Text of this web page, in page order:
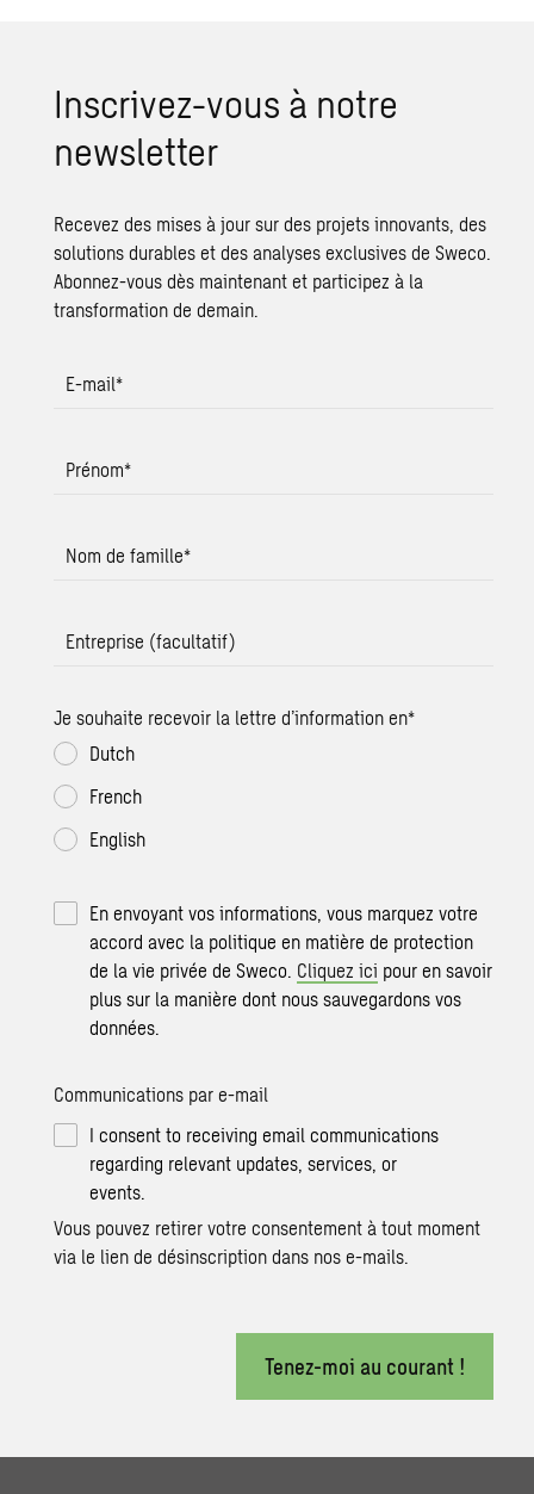
Ins­cri­vez-vous à notre
news­let­ter
Recevez des mises à jour sur des projets innovants, des
solutions durables et des analyses exclusives de Sweco.
Abonnez-vous dès maintenant et participez à la
transformation de demain.
E-mail*
Prénom*
Nom de famille*
Entreprise (facultatif)
Je souhaite recevoir la lettre d’information en*
Dutch
French
English
En envoyant vos informations, vous marquez votre
accord avec la politique en matière de protection
de la vie privée de Sweco. Cliquez ici pour en savoir
plus sur la manière dont nous sauvegardons vos
données.
Communications par e-mail
I consent to receiving email communications
regarding relevant updates, services, or
events.
Vous pouvez retirer votre consentement à tout moment
via le lien de désinscription dans nos e-mails.
Tenez-moi au courant !